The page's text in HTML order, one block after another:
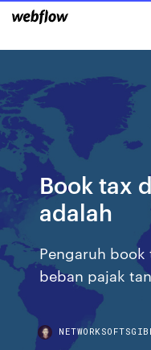
Book tax
adalah
Pengaruh
beban pajak